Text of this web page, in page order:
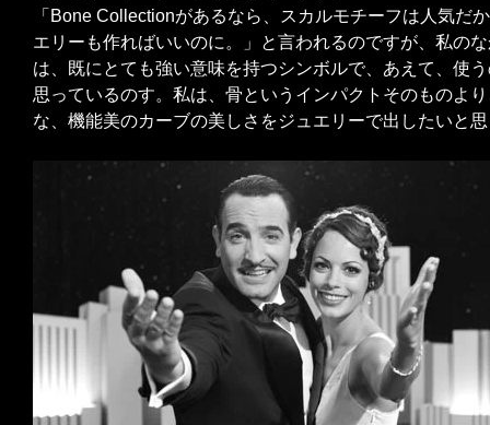
「Bone Collectionがあるなら、スカルモチーフは人気だ
エリーも作ればいいのに。」と言われるのですが、私の
は、既にとても強い意味を持つシンボルで、あえて、使
思っているのす。私は、骨というインパクトそのものよ
な、機能美のカーブの美しさをジュエリーで出したいと